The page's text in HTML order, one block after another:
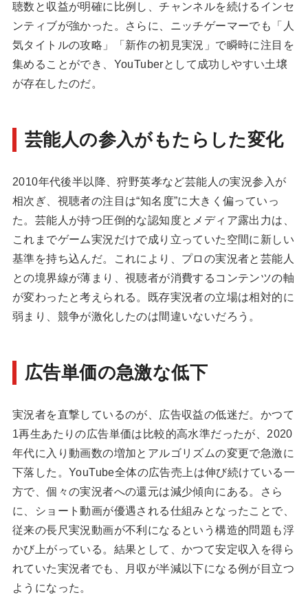
聴数と収益が明確に比例し、チャンネルを続けるインセ
ンティブが強かった。さらに、ニッチゲーマーでも「人
気タイトルの攻略」「新作の初見実況」で瞬時に注目を
集めることができ、YouTuberとして成功しやすい土壌
が存在したのだ。
芸能人の参入がもたらした変化
2010年代後半以降、狩野英孝など芸能人の実況参入が
相次ぎ、視聴者の注目は“知名度”に大きく偏っていっ
た。芸能人が持つ圧倒的な認知度とメディア露出力は、
これまでゲーム実況だけで成り立っていた空間に新しい
基準を持ち込んだ。これにより、プロの実況者と芸能人
との境界線が薄まり、視聴者が消費するコンテンツの軸
が変わったと考えられる。既存実況者の立場は相対的に
弱まり、競争が激化したのは間違いないだろう。
広告単価の急激な低下
実況者を直撃しているのが、広告収益の低迷だ。かつて
1再生あたりの広告単価は比較的高水準だったが、2020
年代に入り動画数の増加とアルゴリズムの変更で急激に
下落した。YouTube全体の広告売上は伸び続けている一
方で、個々の実況者への還元は減少傾向にある。さら
に、ショート動画が優遇される仕組みとなったことで、
従来の長尺実況動画が不利になるという構造的問題も浮
かび上がっている。結果として、かつて安定収入を得ら
れていた実況者でも、月収が半減以下になる例が目立つ
ようになった。